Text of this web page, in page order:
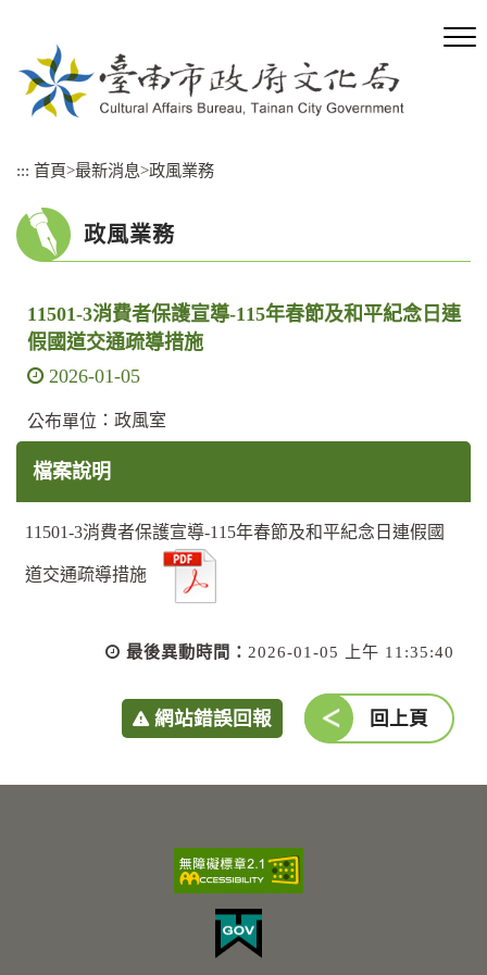
::: 首頁>最新消息>政風業務
政風業務
11501-3消費者保護宣導-115年春節及和平紀念日連
假國道交通疏導措施
2026-01-05
公布單位 ：政風室
檔案說明
11501-3消費者保護宣導-115年春節及和平紀念日連假國
道交通疏導措施
最後異動時間： 2026-01-05 上午 11:35:40
網站錯誤回報 回上頁